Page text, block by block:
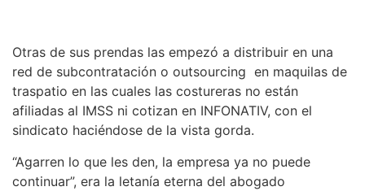
Otras de sus prendas las empezó a distribuir en una
red de subcontratación o outsourcing en maquilas de
traspatio en las cuales las costureras no están
afiliadas al IMSS ni cotizan en INFONATIV, con el
sindicato haciéndose de la vista gorda.
“Agarren lo que les den, la empresa ya no puede
continuar”, era la letanía eterna del abogado